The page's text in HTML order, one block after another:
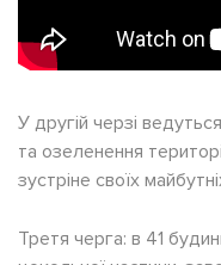
У другій черзі
та озеленення
зустріне своїх
Третя черга: в 41